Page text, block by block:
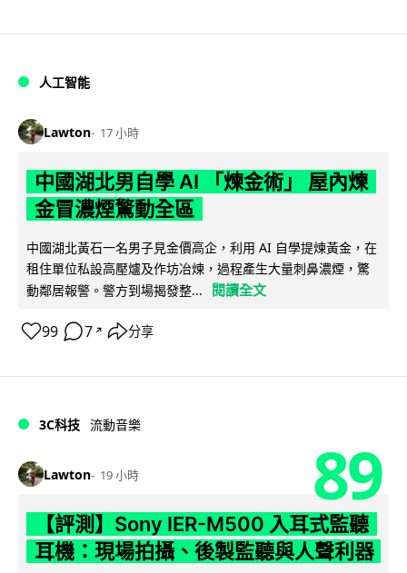
人工智能
Lawton 17 小時
中國湖北男自學 AI 「煉金術」 屋內煉
金冒濃煙驚動全區
中國湖北黃石一名男子見金價高企，利用 AI 自學提煉黃金，在
租住單位私設高壓爐及作坊冶煉，過程產生大量刺鼻濃煙，驚
動鄰居報警。警方到場揭發整...
閱讀全文
99 7 ↗ 分享
3C科技 流動音樂
Lawton 19 小時 89
【評測】Sony IER-M500 入耳式監聽
耳機：現場拍攝、後製監聽與人聲利器